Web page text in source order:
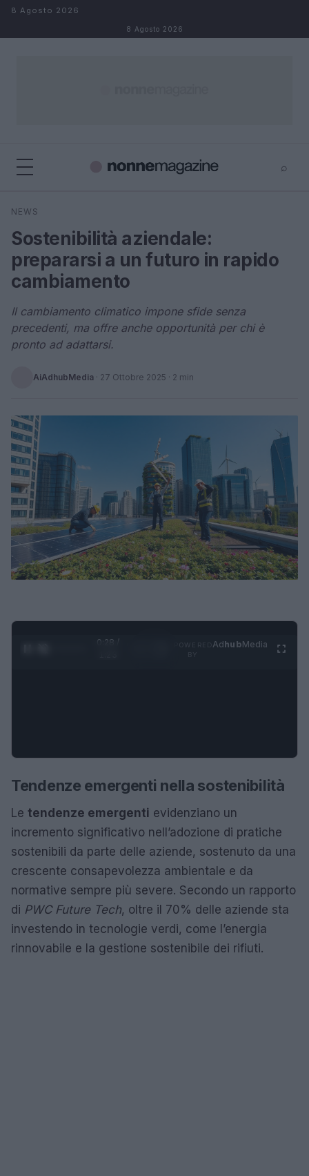
Salta al contenuto
8 Agosto 2026
8 Agosto 2026
⌕
Cerca
NEWS
Sostenibilità aziendale:
prepararsi a un futuro in rapido
cambiamento
Il cambiamento climatico impone sfide senza
precedenti, ma offre anche opportunità per chi è
pronto ad adattarsi.
AiAdhubMedia · 27 Ottobre 2025 · 2 min
0:28 /
AdhubMedia
Tendenze emergenti nella sostenibilità
Le tendenze emergenti evidenziano un
incremento significativo nell’adozione di pratiche
sostenibili da parte delle aziende, sostenuto da una
crescente consapevolezza ambientale e da
normative sempre più severe. Secondo un rapporto
di PWC Future Tech, oltre il 70% delle aziende sta
investendo in tecnologie verdi, come l’energia
rinnovabile e la gestione sostenibile dei rifiuti.